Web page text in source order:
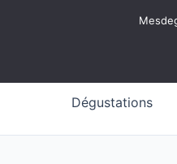
Dégustations